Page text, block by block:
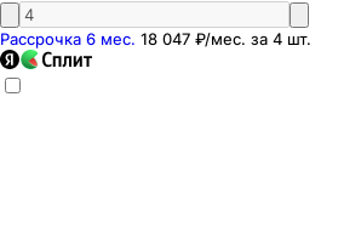
Рассрочка 6 мес. 18 047 ₽/мес. за 4 шт.